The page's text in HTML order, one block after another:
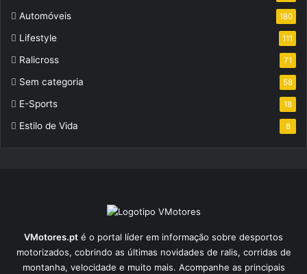
Automóveis 180
Lifestyle 111
Ralicross 71
Sem categoria 58
E-Sports 18
Estilo de Vida 8
VMotores.pt é o portal líder em informação sobre desportos
motorizados, cobrindo as últimas novidades de ralis, corridas de
montanha, velocidade e muito mais. Acompanhe as principais